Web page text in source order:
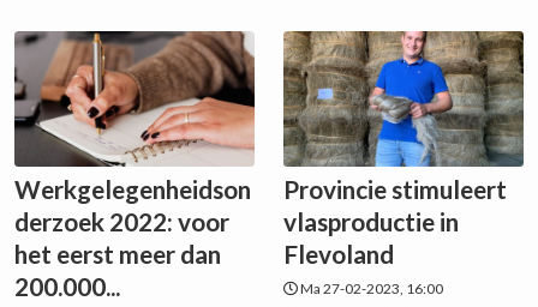
Werkgelegenheidson
derzoek 2022: voor
het eerst meer dan
200.000...
Provincie stimuleert
vlasproductie in
Flevoland
Ma 27-02-2023, 16:00